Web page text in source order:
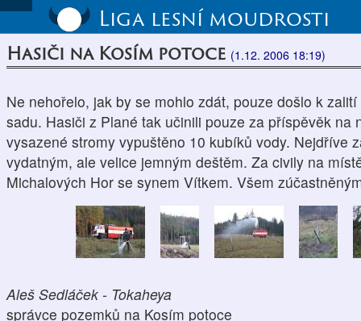
Liga lesní moudrosti
Hasiči na Kosím potoce (1.12. 2006 18:19)
Ne nehořelo, jak by se mohlo zdát, pouze došlo k
sadu. Hasiči z Plané tak učinili pouze za příspěvěk na
vysazené stromy vypuštěno 10 kubíků vody. Nejdříve
vydatným, ale velice jemným deštěm. Za civily na
Michalových Hor se synem Vítkem. Všem
Aleš Sedláček - Tokaheya
správce pozemků na Kosím potoce